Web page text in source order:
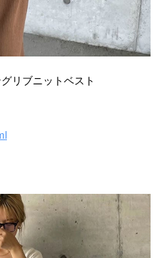
リブニットベスト